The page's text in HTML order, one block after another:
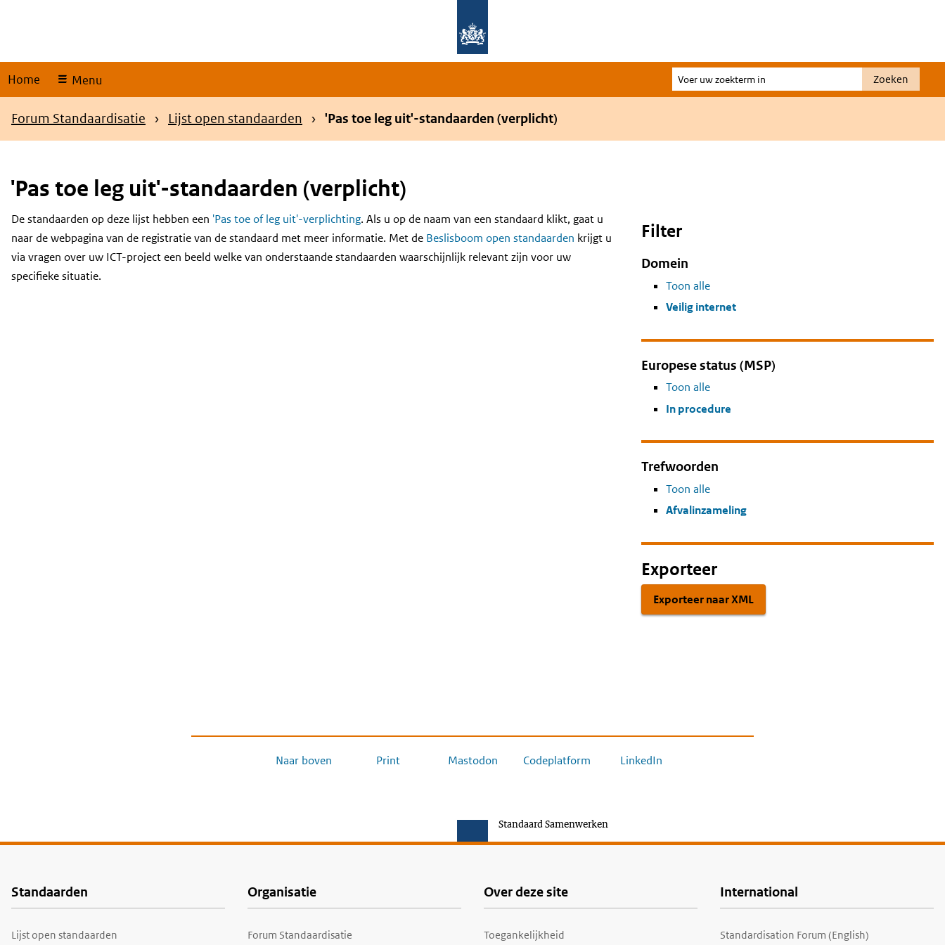
Home Menu
Voer
uw
Zoeken
Kruimelpad
Forum Standaardisatie Lijst open standaarden 'Pas toe leg uit'-standaarden (verplicht)
'Pas toe leg uit'-standaarden (verplicht)
Content
De standaarden op deze lijst hebben een 'Pas toe of leg uit'-verplichting. Als u op de naam van een standaard klikt, gaat u
naar de webpagina van de registratie van de standaard met meer informatie. Met de Beslisboom open standaarden krijgt u
via vragen over uw ICT-project een beeld welke van onderstaande standaarden waarschijnlijk relevant zijn voor uw
specifieke situatie.
Filter
Domein
Toon alle
Veilig internet
Europese status (MSP)
Toon alle
In procedure
Trefwoorden
Toon alle
Afvalinzameling
Exporteer
Exporteer naar XML
Naar boven Print Mastodon Codeplatform LinkedIn
Standaard Samenwerken
Voet
Standaarden
Lijst open standaarden
Organisatie
Forum Standaardisatie
Over deze site
Toegankelijkheid
International
Standardisation Forum (English)